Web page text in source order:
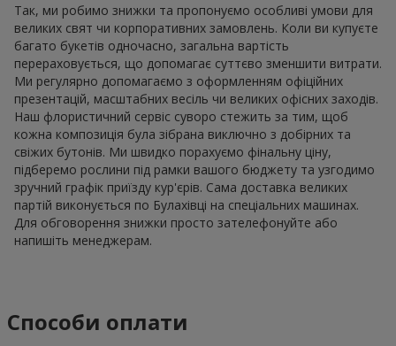
Так, ми робимо знижки та пропонуємо особливі умови для
великих свят чи корпоративних замовлень. Коли ви купуєте
багато букетів одночасно, загальна вартість
перераховується, що допомагає суттєво зменшити витрати.
Ми регулярно допомагаємо з оформленням офіційних
презентацій, масштабних весіль чи великих офісних заходів.
Наш флористичний сервіс суворо стежить за тим, щоб
кожна композиція була зібрана виключно з добірних та
свіжих бутонів. Ми швидко порахуємо фінальну ціну,
підберемо рослини під рамки вашого бюджету та узгодимо
зручний графік приїзду кур'єрів. Сама доставка великих
партій виконується по Булахівці на спеціальних машинах.
Для обговорення знижки просто зателефонуйте або
напишіть менеджерам.
Способи оплати